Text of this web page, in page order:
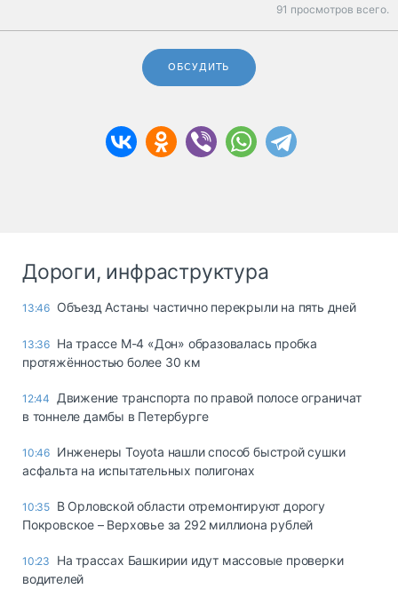
91 просмотров всего.
ОБСУДИТЬ
Дороги, инфраструктура
13:46 Объезд Астаны частично перекрыли на пять дней
13:36 На трассе М-4 «Дон» образовалась пробка
протяжённостью более 30 км
12:44
Движение транспорта по правой полосе ограничат
в тоннеле дамбы в Петербурге
10:46 Инженеры Toyota нашли способ быстрой сушки
асфальта на испытательных полигонах
10:35 В Орловской области отремонтируют дорогу
Покровское – Верховье за 292 миллиона рублей
10:23
На трассах Башкирии идут массовые проверки
водителей